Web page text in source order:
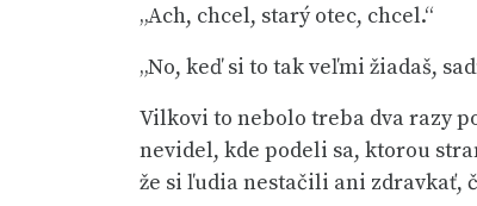
„Ach, chcel, starý otec, chcel.“
„No, keď si to tak veľmi žiadaš,
Vilkovi to nebolo treba dva razy
nevidel, kde podeli sa, ktorou
že si ľudia nestačili ani zdravkať,